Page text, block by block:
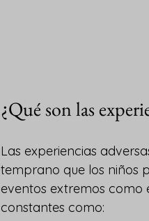
¿Qué son las
Las experiencias
temprano que los niños
eventos extremos como
constantes como: